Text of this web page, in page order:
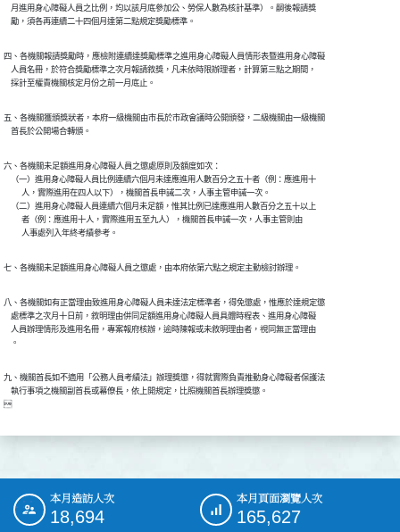
    月進用身心障礙人員之比例，均以該月底參加公、勞保人數為核計基準）。嗣後報請獎
四、各機關報請獎勵時，應檢附連續達獎勵標準之進用身心障礙人員情形表暨進用身心障礙
    人員名冊，於符合獎勵標準之次月報請敘獎，凡未依時限辦理者，計算第三點之期間，
五、各機關獲頒獎狀者，本府一級機關由市長於市政會議時公開頒發，二級機關由一級機關
六、各機關未足額進用身心障礙人員之懲處原則及額度如次：
    （一）進用身心障礙人員比例連續六個月未達應進用人數百分之五十者（例：應進用十
          人，實際進用在四人以下），機關首長申誡二次，人事主管申誡一次。
    （二）進用身心障礙人員連續六個月未足額，惟其比例已達應進用人數百分之五十以上
          者（例：應進用十人，實際進用五至九人），機關首長申誡一次，人事主管則由
八、各機關如有正當理由致進用身心障礙人員未達法定標準者，得免懲處，惟應於達規定懲
    處標準之次月十日前，敘明理由併同足額進用身心障礙人員具體時程表、進用身心障礙
    人員辦理情形及進用名冊，專案報府核辦，逾時陳報或未敘明理由者，視同無正當理由
九、機關首長如不適用「公務人員考績法」辦理獎懲，得就實際負責推動身心障礙者保護法
    執行事項之機關副首長或幕僚長，依上開規定，比照機關首長辦理獎懲。
::: 本月造訪人次
18,694
本月頁面瀏覽人次
165,627